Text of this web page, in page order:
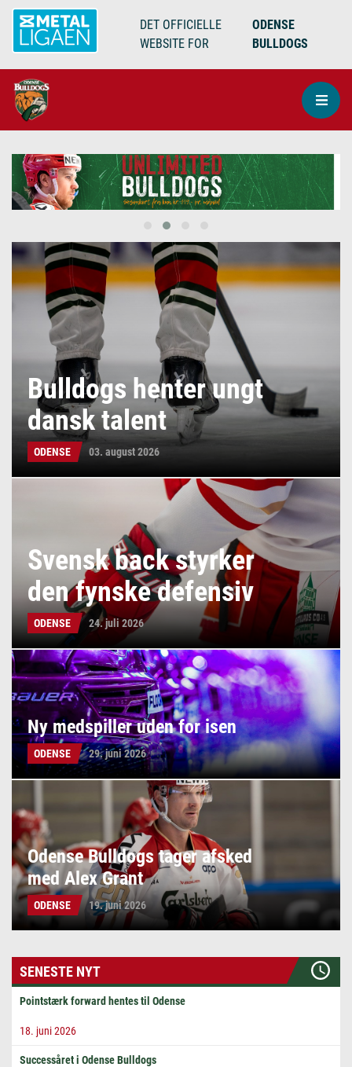
DET OFFICIELLE
WEBSITE FOR
ODENSE
BULLDOGS
Bulldogs henter ungt
dansk talent
ODENSE 03. august 2026
Svensk back styrker
den fynske defensiv
ODENSE 24. juli 2026
Ny medspiller uden for isen
ODENSE 29. juni 2026
Odense Bulldogs tager afsked
med Alex Grant
ODENSE 19. juni 2026
SENESTE NYT
Pointstærk forward hentes til Odense
18. juni 2026
Successåret i Odense Bulldogs